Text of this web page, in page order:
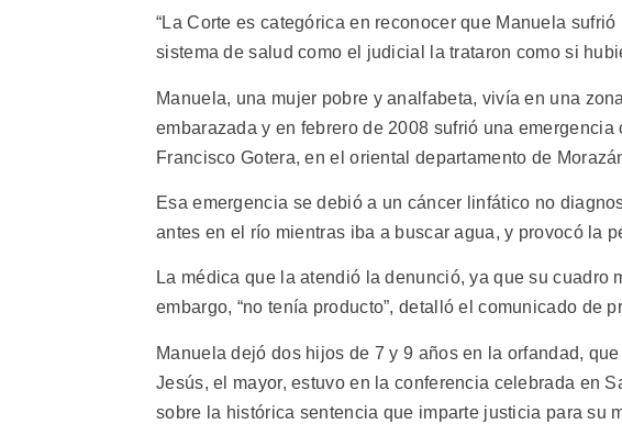
“La Corte es categórica en reconocer que Manuela
sistema de salud como el judicial la trataron como si
Manuela, una mujer pobre y analfabeta, vivía en una
embarazada y en febrero de 2008 sufrió una
Francisco Gotera, en el oriental departamento de
Esa emergencia se debió a un cáncer linfático no
antes en el río mientras iba a buscar agua, y provocó la
La médica que la atendió la denunció, ya que su cuadro
embargo, “no tenía producto”, detalló el comunicado de
Manuela dejó dos hijos de 7 y 9 años en la orfandad,
Jesús, el mayor, estuvo en la conferencia celebrada en
sobre la histórica sentencia que imparte justicia para su